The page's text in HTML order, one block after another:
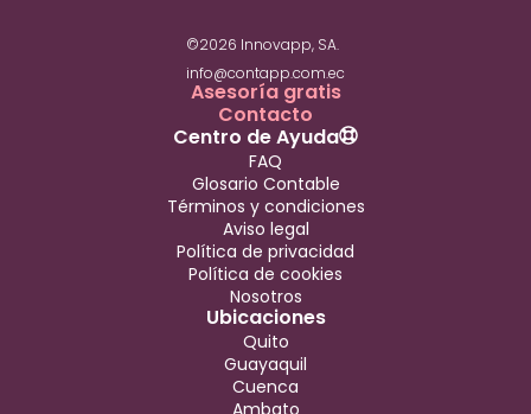
©2026 Innovapp, SA.
info@contapp.com.ec
Asesoría gratis
Contacto
Ubicaciones
Quito
Guayaquil
Cuenca
Ambato
Centro de Ayuda
FAQ
Glosario Contable
Términos y condiciones
Aviso legal
Política de privacidad
Política de cookies
Nosotros